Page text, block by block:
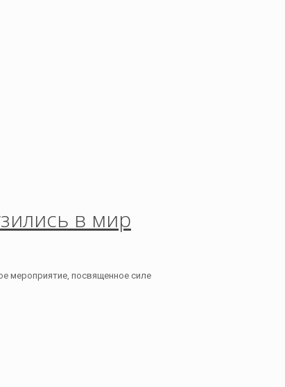
в мир
мероприятие, посвященное силе